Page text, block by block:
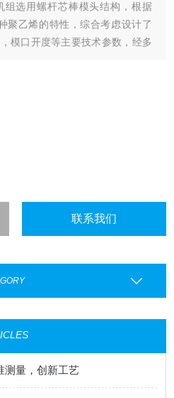
组选用螺杆芯棒模头结构，根据
聚乙烯的特性，综合考虑设计了
模口开度等主要技术参数，经多
机组挤出机匹配好等优点，
联系我们
测量，创新工艺